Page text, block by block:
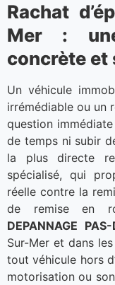
Rachat
Mer :
concrète et
Un véhicule
irrémédiable ou un
question
de temps ni subir
la plus directe
spécialisé, qui
réelle contre la
de remise en
DEPANNAGE
Sur-Mer et dans
tout véhicule hors
motorisation ou